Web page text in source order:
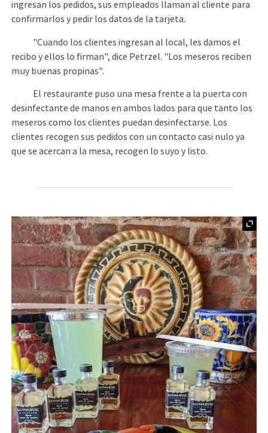
ingresan los pedidos, sus empleados llaman al cliente para
confirmarlos y pedir los datos de la tarjeta.
"Cuando los clientes ingresan al local, les damos el
recibo y ellos lo firman", dice Petrzel. "Los meseros reciben
muy buenas propinas".
El restaurante puso una mesa frente a la puerta con
desinfectante de manos en ambos lados para que tanto los
meseros como los clientes puedan desinfectarse. Los
clientes recogen sus pedidos con un contacto casi nulo ya
que se acercan a la mesa, recogen lo suyo y listo.